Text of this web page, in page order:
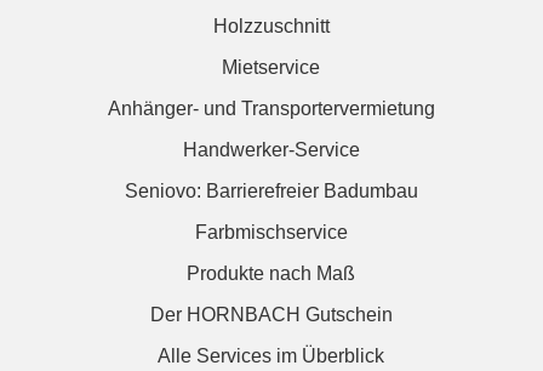
Holzzuschnitt
Mietservice
Anhänger- und Transportervermietung
Handwerker-Service
Seniovo: Barrierefreier Badumbau
Farbmischservice
Produkte nach Maß
Der HORNBACH Gutschein
Alle Services im Überblick